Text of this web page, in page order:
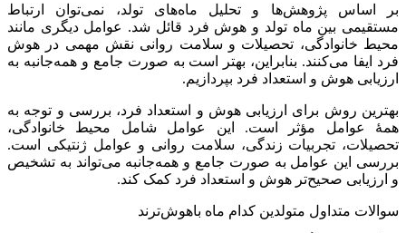
بر اساس پژوهش‌ها و تحلیل ماه‌های تولد، نمی‌توان ارتباط
مستقیمی بین ماه تولد و هوش فرد قائل شد. عوامل دیگری مانند
محیط خانوادگی، تحصیلات و سلامت روانی نقش مهمی در هوش
فرد ایفا می‌کنند. بنابراین، بهتر است به صورت جامع و همه‌جانبه به
ارزیابی هوش و استعداد فرد بپردازیم.
بهترین روش برای ارزیابی هوش و استعداد فرد، بررسی و توجه به
همهٔ عوامل مؤثر است. این عوامل شامل محیط خانوادگی،
تحصیلات، تجربیات زندگی، سلامت روانی و عوامل ژنتیکی است.
بررسی این عوامل به صورت جامع و همه‌جانبه می‌تواند به تشخیص
و ارزیابی صحیح‌تر هوش و استعداد فرد کمک کند.
سوالات متداول متولدین کدام ماه باهوش‌ترند